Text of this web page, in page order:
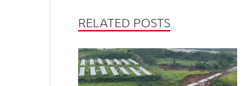
RELATED POSTS